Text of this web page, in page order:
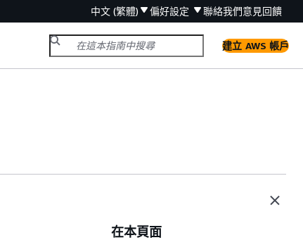
中文 (繁體) 偏好設定 聯絡我們意見回饋
建立 AWS 帳戶
在本頁面